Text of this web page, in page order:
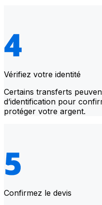
Vérifiez votre identité
Certains transferts
d’identification pour
protéger votre argent.
Confirmez le devis